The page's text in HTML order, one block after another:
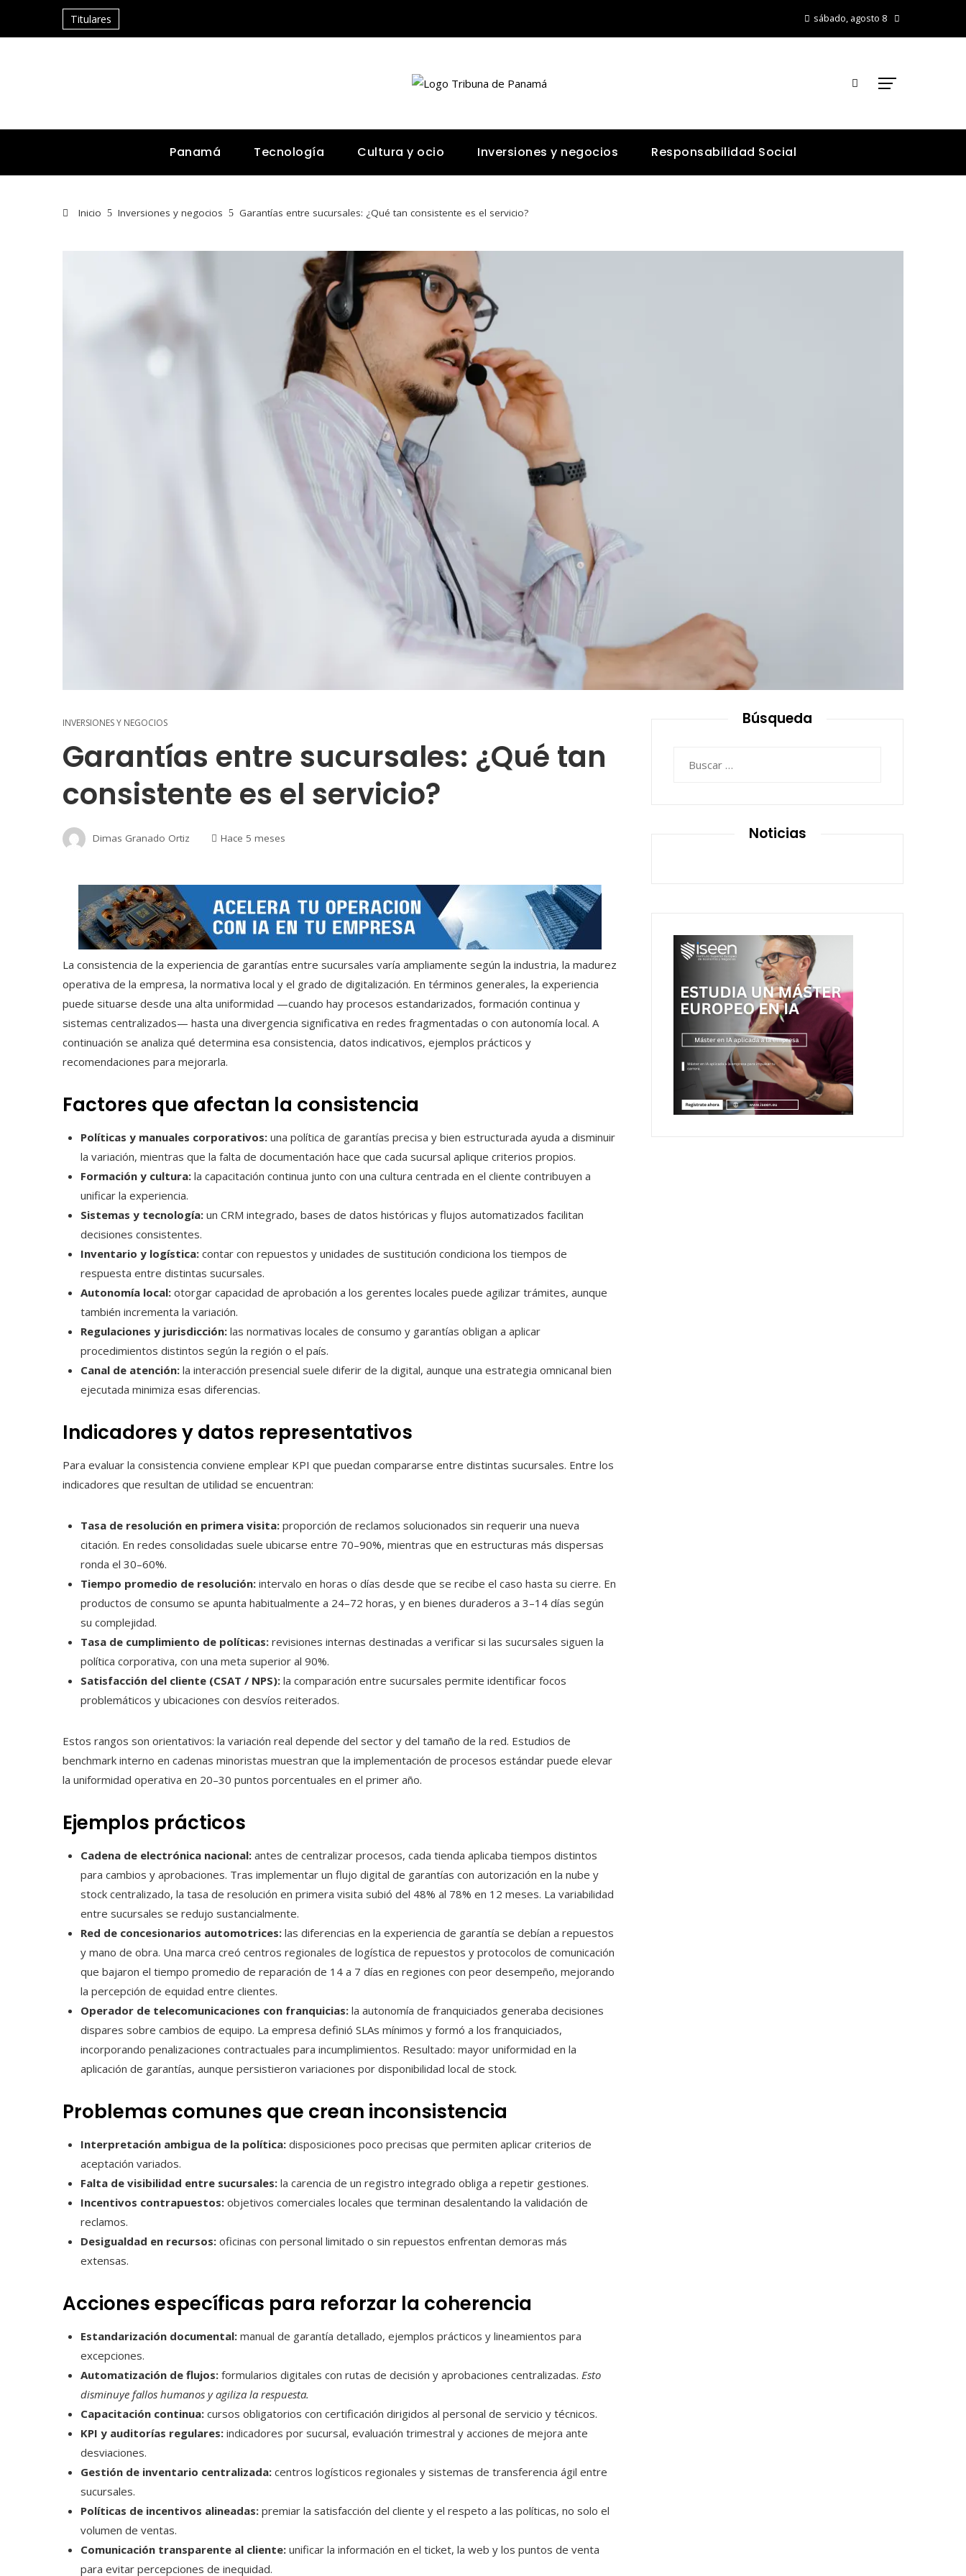
Titulares sábado, agosto 8
Panamá Tecnología Cultura y ocio Inversiones y negocios Responsabilidad Social
Inicio Inversiones y negocios Garantías entre sucursales: ¿Qué tan consistente es el servicio?
INVERSIONES Y NEGOCIOS
Garantías entre sucursales: ¿Qué tan
consistente es el servicio?
Dimas Granado Ortiz Hace 5 meses
La consistencia de la experiencia de garantías entre sucursales varía ampliamente según la industria, la madurez
operativa de la empresa, la normativa local y el grado de digitalización. En términos generales, la experiencia
puede situarse desde una alta uniformidad —cuando hay procesos estandarizados, formación continua y
sistemas centralizados— hasta una divergencia significativa en redes fragmentadas o con autonomía local. A
continuación se analiza qué determina esa consistencia, datos indicativos, ejemplos prácticos y
recomendaciones para mejorarla.
Factores que afectan la consistencia
Políticas y manuales corporativos: una política de garantías precisa y bien estructurada ayuda a disminuir
la variación, mientras que la falta de documentación hace que cada sucursal aplique criterios propios.
Formación y cultura: la capacitación continua junto con una cultura centrada en el cliente contribuyen a
unificar la experiencia.
Sistemas y tecnología: un CRM integrado, bases de datos históricas y flujos automatizados facilitan
decisiones consistentes.
Inventario y logística: contar con repuestos y unidades de sustitución condiciona los tiempos de
respuesta entre distintas sucursales.
Autonomía local: otorgar capacidad de aprobación a los gerentes locales puede agilizar trámites, aunque
también incrementa la variación.
Regulaciones y jurisdicción: las normativas locales de consumo y garantías obligan a aplicar
procedimientos distintos según la región o el país.
Canal de atención: la interacción presencial suele diferir de la digital, aunque una estrategia omnicanal bien
ejecutada minimiza esas diferencias.
Indicadores y datos representativos
Para evaluar la consistencia conviene emplear KPI que puedan compararse entre distintas sucursales. Entre los
indicadores que resultan de utilidad se encuentran:
Tasa de resolución en primera visita: proporción de reclamos solucionados sin requerir una nueva
citación. En redes consolidadas suele ubicarse entre 70–90%, mientras que en estructuras más dispersas
ronda el 30–60%.
Tiempo promedio de resolución: intervalo en horas o días desde que se recibe el caso hasta su cierre. En
productos de consumo se apunta habitualmente a 24–72 horas, y en bienes duraderos a 3–14 días según
su complejidad.
Tasa de cumplimiento de políticas: revisiones internas destinadas a verificar si las sucursales siguen la
política corporativa, con una meta superior al 90%.
Satisfacción del cliente (CSAT / NPS): la comparación entre sucursales permite identificar focos
problemáticos y ubicaciones con desvíos reiterados.
Estos rangos son orientativos: la variación real depende del sector y del tamaño de la red. Estudios de
benchmark interno en cadenas minoristas muestran que la implementación de procesos estándar puede elevar
la uniformidad operativa en 20–30 puntos porcentuales en el primer año.
Ejemplos prácticos
Cadena de electrónica nacional: antes de centralizar procesos, cada tienda aplicaba tiempos distintos
para cambios y aprobaciones. Tras implementar un flujo digital de garantías con autorización en la nube y
stock centralizado, la tasa de resolución en primera visita subió del 48% al 78% en 12 meses. La variabilidad
entre sucursales se redujo sustancialmente.
Red de concesionarios automotrices: las diferencias en la experiencia de garantía se debían a repuestos
y mano de obra. Una marca creó centros regionales de logística de repuestos y protocolos de comunicación
que bajaron el tiempo promedio de reparación de 14 a 7 días en regiones con peor desempeño, mejorando
la percepción de equidad entre clientes.
Operador de telecomunicaciones con franquicias: la autonomía de franquiciados generaba decisiones
dispares sobre cambios de equipo. La empresa definió SLAs mínimos y formó a los franquiciados,
incorporando penalizaciones contractuales para incumplimientos. Resultado: mayor uniformidad en la
aplicación de garantías, aunque persistieron variaciones por disponibilidad local de stock.
Problemas comunes que crean inconsistencia
Interpretación ambigua de la política: disposiciones poco precisas que permiten aplicar criterios de
aceptación variados.
Falta de visibilidad entre sucursales: la carencia de un registro integrado obliga a repetir gestiones.
Incentivos contrapuestos: objetivos comerciales locales que terminan desalentando la validación de
reclamos.
Desigualdad en recursos: oficinas con personal limitado o sin repuestos enfrentan demoras más
extensas.
Acciones específicas para reforzar la coherencia
Estandarización documental: manual de garantía detallado, ejemplos prácticos y lineamientos para
excepciones.
Automatización de flujos: formularios digitales con rutas de decisión y aprobaciones centralizadas. Esto
disminuye fallos humanos y agiliza la respuesta.
Capacitación continua: cursos obligatorios con certificación dirigidos al personal de servicio y técnicos.
KPI y auditorías regulares: indicadores por sucursal, evaluación trimestral y acciones de mejora ante
desviaciones.
Gestión de inventario centralizada: centros logísticos regionales y sistemas de transferencia ágil entre
sucursales.
Políticas de incentivos alineadas: premiar la satisfacción del cliente y el respeto a las políticas, no solo el
volumen de ventas.
Comunicación transparente al cliente: unificar la información en el ticket, la web y los puntos de venta
para evitar percepciones de inequidad.
Búsqueda
Noticias